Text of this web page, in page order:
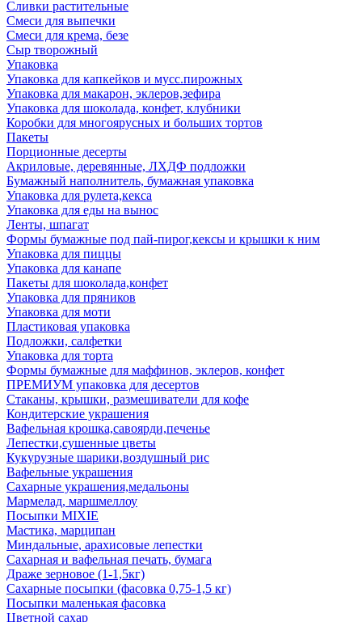
Сливки растительные
Смеси для выпечки
Смеси для крема, безе
Сыр творожный
Упаковка
Упаковка для капкейков и мусс.пирожных
Упаковка для макарон, эклеров,зефира
Упаковка для шоколада, конфет, клубники
Коробки для многоярусных и больших тортов
Пакеты
Порционные десерты
Акриловые, деревянные, ЛХДФ подложки
Бумажный наполнитель, бумажная упаковка
Упаковка для рулета,кекса
Упаковка для еды на вынос
Ленты, шпагат
Формы бумажные под пай-пирог,кексы и крышки к ним
Упаковка для пиццы
Упаковка для канапе
Пакеты для шоколада,конфет
Упаковка для пряников
Упаковка для моти
Пластиковая упаковка
Подложки, салфетки
Упаковка для торта
Формы бумажные для маффинов, эклеров, конфет
ПРЕМИУМ упаковка для десертов
Стаканы, крышки, размешиватели для кофе
Кондитерские украшения
Вафельная крошка,савоярди,печенье
Лепестки,сушенные цветы
Кукурузные шарики,воздушный рис
Вафельные украшения
Сахарные украшения,медальоны
Мармелад, маршмеллоу
Посыпки MIXIE
Мастика, марципан
Миндальные, арахисовые лепестки
Сахарная и вафельная печать, бумага
Драже зерновое (1-1,5кг)
Сахарные посыпки (фасовка 0,75-1,5 кг)
Посыпки маленькая фасовка
Цветной сахар